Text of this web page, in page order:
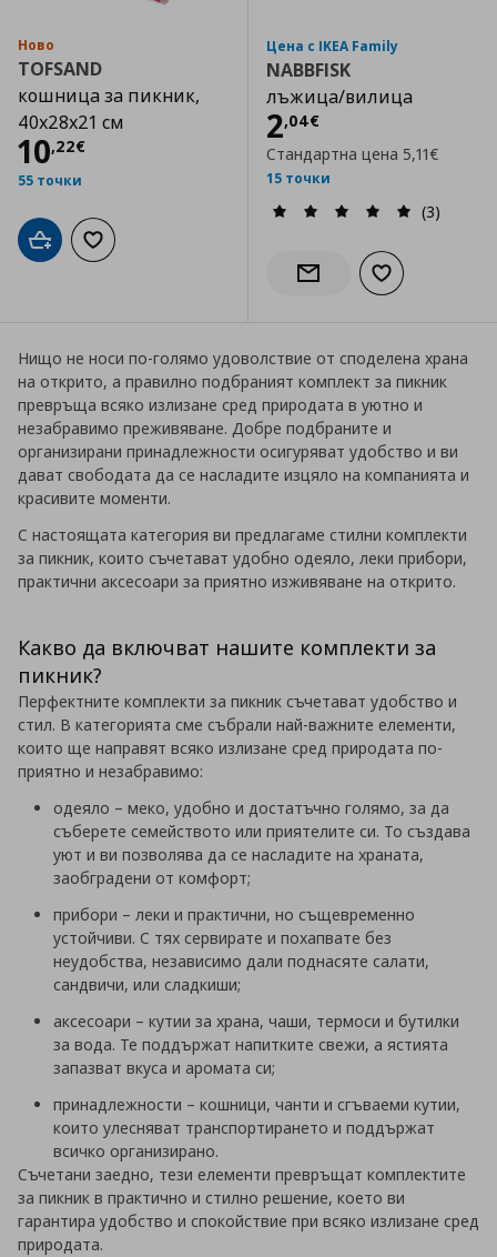
Ново
TOFSAND
кошница за пикник,
40x28x21 см
10,22€
Цена
55 точки
Добави в кошницата
Добави към списъка с любими
Цена с IKEA Family
NABBFISK
лъжица/вилица
2,04€
Цена
Стандартна цена 5,11€
15 точки
(3)
Информирай ме за
Добави към
Нищо не носи по-голямо удоволствие от споделена храна
на открито, а правилно подбраният комплект за пикник
превръща всяко излизане сред природата в уютно и
незабравимо преживяване. Добре подбраните и
организирани принадлежности осигуряват удобство и ви
дават свободата да се насладите изцяло на компанията и
красивите моменти.
С настоящата категория ви предлагаме стилни комплекти
за пикник, които съчетават удобно одеяло, леки прибори,
практични аксесоари за приятно изживяване на открито.
Какво да включват нашите комплекти за
пикник?
Перфектните комплекти за пикник съчетават удобство и
стил. В категорията сме събрали най-важните елементи,
които ще направят всяко излизане сред природата по-
приятно и незабравимо:
одеяло – меко, удобно и достатъчно голямо, за да
съберете семейството или приятелите си. То създава
уют и ви позволява да се насладите на храната,
заобградени от комфорт;
прибори – леки и практични, но същевременно
устойчиви. С тях сервирате и похапвате без
неудобства, независимо дали поднасяте салати,
сандвичи, или сладкиши;
аксесоари – кутии за храна, чаши, термоси и бутилки
за вода. Те поддържат напитките свежи, а ястията
запазват вкуса и аромата си;
принадлежности – кошници, чанти и сгъваеми кутии,
които улесняват транспортирането и поддържат
всичко организирано.
Съчетани заедно, тези елементи превръщат комплектите
за пикник в практично и стилно решение, което ви
гарантира удобство и спокойствие при всяко излизане сред
природата.